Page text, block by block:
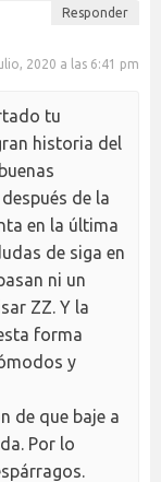
Responder
2020 a las 6:41 pm
tu
historia del
de la
en la última
de siga en
ni un
ZZ. Y la
forma
y
de que baje a
Por lo